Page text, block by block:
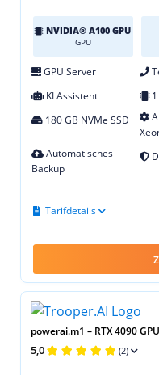
NVIDIA® A100 GPU
GPU
GPU Server
KI Assistent
1
180 GB NVMe SSD
Automatisches
Backup
Tarifdetails
powerai.m1 – RTX 4090
5,0 (2)